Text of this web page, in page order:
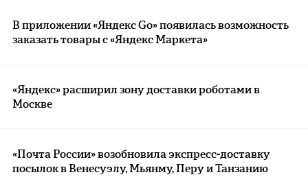
В приложении «Яндекс Go» появилась возможность
заказать товары с «Яндекс Маркета»
«Яндекс» расширил зону доставки роботами в
Москве
«Почта России» возобновила экспресс-доставку
посылок в Венесуэлу, Мьянму, Перу и Танзанию